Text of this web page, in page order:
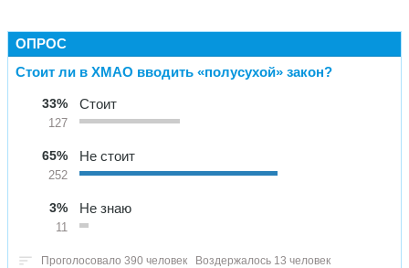
ОПРОС
Стоит ли в ХМАО вводить «полусухой» закон?
33%
127
Стоит
65%
252
Не стоит
3%
11
Не знаю
Проголосовало 390 человек Воздержалось 13 человек